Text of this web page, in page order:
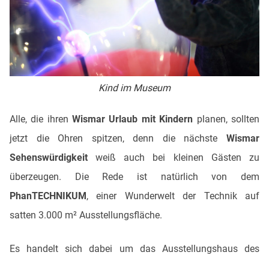
Kind im Museum
Alle, die ihrenWismar Urlaub mit Kindern planen, sollten
jetzt die Ohren spitzen, denn die nächste Wismar
Sehenswürdigkeit weiß auch bei kleinen Gästen zu
überzeugen. Die Rede ist natürlich von dem
PhanTECHNIKUM, einer Wunderwelt der Technik auf
satten 3.000 m² Ausstellungsfläche.
Es handelt sich dabei um das Ausstellungshaus des